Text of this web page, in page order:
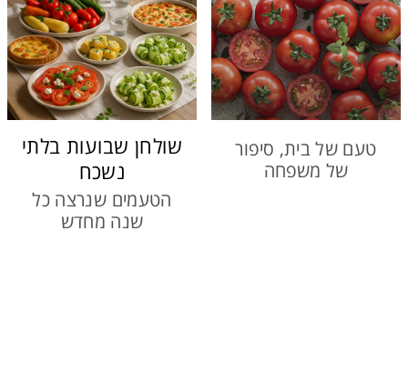
טעם של בית, סיפור
של משפחה
שולחן שבועות בלתי
נשכח
הטעמים שנרצה כל
שנה מחדש